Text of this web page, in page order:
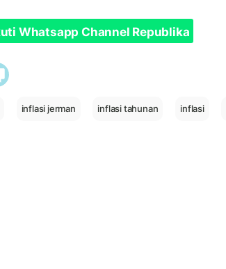
Whatsapp Channel Republika
inflasi jerman inflasi tahunan inflasi